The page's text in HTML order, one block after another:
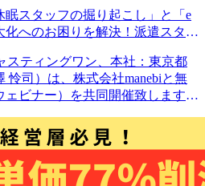
眠スタッフの掘り起こし」と「e
へのお困りを解決！派遣スタッ
スティングワン、本社：東京都
怜司）は、株式会社manebiと無
ビナー）を共同開催致します。